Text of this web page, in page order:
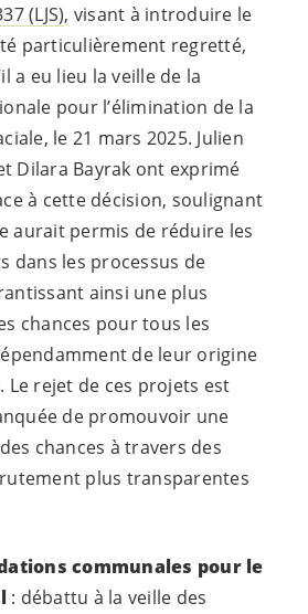
(LJS), visant à introduire le
particulièrement regretté,
a eu lieu la veille de la
pour l’élimination de la
le 21 mars 2025. Julien
Dilara Bayrak ont exprimé
à cette décision, soulignant
aurait permis de réduire les
dans les processus de
ainsi une plus
chances pour tous les
de leur origine
Le rejet de ces projets est
de promouvoir une
chances à travers des
plus transparentes
communales pour le
: débattu à la veille des